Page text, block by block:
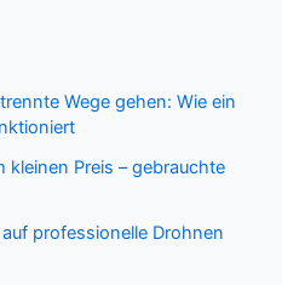
Wege gehen: Wie ein
kleinen Preis – gebrauchte
professionelle Drohnen